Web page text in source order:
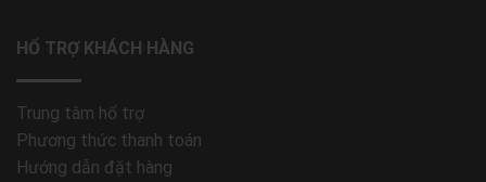
HỔ TRỢ KHÁCH HÀNG
Trung tâm hổ trợ
Phương thức thanh toán
Hướng dẫn đặt hàng